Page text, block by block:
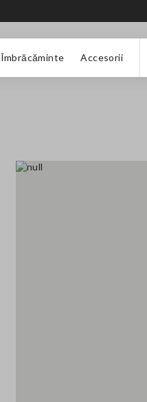
Îmbrăcăminte Accesorii